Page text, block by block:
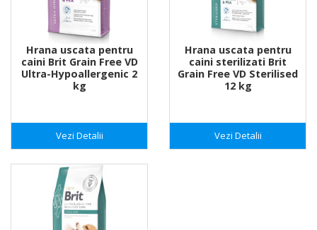
Hrana uscata pentru
caini Brit Grain Free VD
Ultra-Hypoallergenic 2
kg
Vezi Detalii
Hrana uscata pentru
caini sterilizati Brit
Grain Free VD Sterilised
12 kg
Vezi Detalii